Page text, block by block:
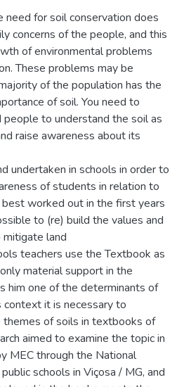
need for soil conservation does
concerns of the people, and this
of environmental problems
These problems may be
of the population has the
of soil. You need to
to understand the soil as
raise awareness about its
undertaken in schools in order to
of students in relation to
worked out in the first years
to (re) build the values and
land
teachers use the Textbook as
material support in the
him one of the determinants of
context it is necessary to
of soils in textbooks of
aimed to examine the topic in
MEC through the National
schools in Viçosa / MG, and